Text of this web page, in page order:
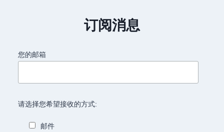
订阅消息
您的邮箱
请选择您希望接收的方式:
邮件